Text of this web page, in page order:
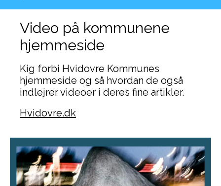
Video på kommunene
hjemmeside
Kig forbi Hvidovre Kommunes
hjemmeside og så hvordan de også
indlejrer videoer i deres fine artikler.
Hvidovre.dk